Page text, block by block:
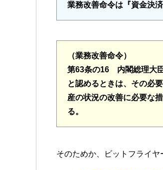
業務改善命令は『資金決
（業務改善命令）
第63条の16 内閣総理大
と認めるときは、その必
産の状況の改善に必要な
る。
そのためか、ビットフライヤ